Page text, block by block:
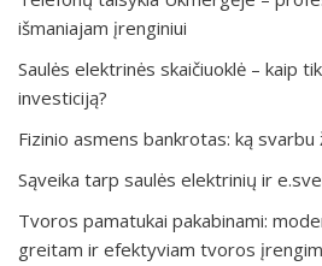
išmaniajam įrenginiui
Saulės elektrinės skaičiuoklė – kaip
investiciją?
Fizinio asmens bankrotas: ką svarbu
Sąveika tarp saulės elektrinių ir
Tvoros pamatukai pakabinami:
greitam ir efektyviam tvoros